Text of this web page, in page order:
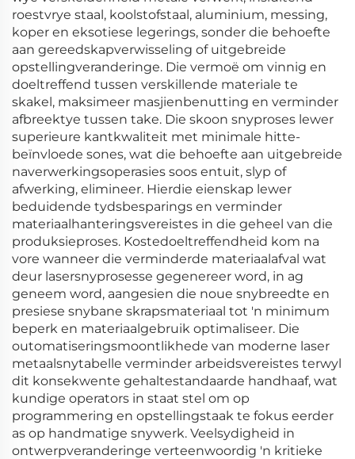
roestvrye staal, koolstofstaal, aluminium, messing,
koper en eksotiese legerings, sonder die behoefte
aan gereedskapverwisseling of uitgebreide
opstellingveranderinge. Die vermoë om vinnig en
doeltreffend tussen verskillende materiale te
skakel, maksimeer masjienbenutting en verminder
afbreektye tussen take. Die skoon snyproses lewer
superieure kantkwaliteit met minimale hitte-
beïnvloede sones, wat die behoefte aan uitgebreide
naverwerkingsoperasies soos entuit, slyp of
afwerking, elimineer. Hierdie eienskap lewer
beduidende tydsbesparings en verminder
materiaalhanteringsvereistes in die geheel van die
produksieproses. Kostedoeltreffendheid kom na
vore wanneer die verminderde materiaalafval wat
deur lasersnyprosesse gegenereer word, in ag
geneem word, aangesien die noue snybreedte en
presiese snybane skrapsmateriaal tot 'n minimum
beperk en materiaalgebruik optimaliseer. Die
outomatiseringsmoontlikhede van moderne laser
metaalsnytabelle verminder arbeidsvereistes terwyl
dit konsekwente gehaltestandaarde handhaaf, wat
kundige operators in staat stel om op
programmering en opstellingstaak te fokus eerder
as op handmatige snywerk. Veelsydigheid in
ontwerpveranderinge verteenwoordig 'n kritieke